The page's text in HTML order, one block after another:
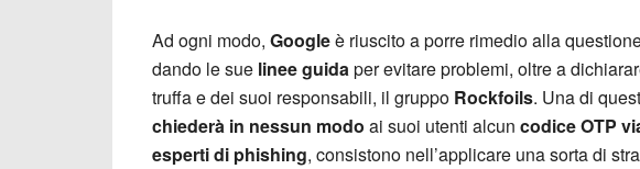
Ad ogni modo, Googleè riuscito a porre rimedio alla
dando le sue linee guidaper evitare problemi, oltre a
truffa e dei suoi responsabili, il gruppo Rockfoils. Una di
chiederà in nessun modo ai suoi utenti alcun codice OTP
esperti di phishing, consistono nell’applicare una sorta di